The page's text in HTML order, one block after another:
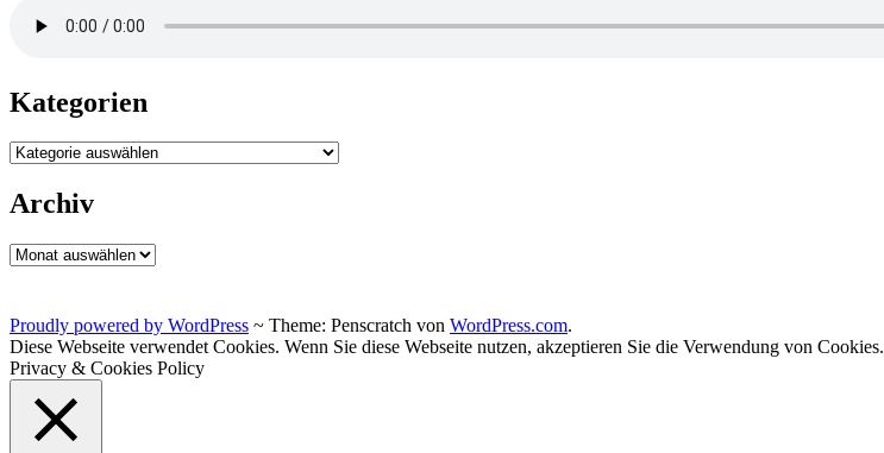
Kategorien
Kategorien
Archiv
Archiv
Proudly powered by WordPress ~ Theme: Penscratch von WordPress.com.
Diese Webseite verwendet Cookies. Wenn Sie diese Webseite nutzen, akzeptieren Sie die Verwendung von Cookies.
Privacy & Cookies Policy